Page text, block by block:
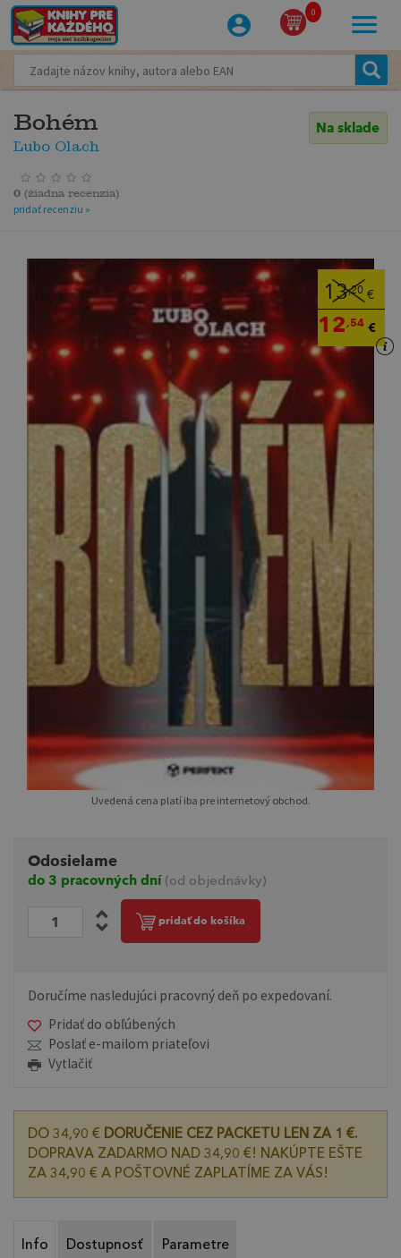
0
Bohém
Ľubo Olach
Na sklade
0 (žiadna recenzia)
pridať recenziu »
13,20 €
12,54 €
Uvedená cena platí iba pre internetový obchod.
Odosielame
do 3 pracovných dní (od objednávky)
pridať do košíka
Doručíme nasledujúci pracovný deň po expedovaní.
Pridať do obľúbených
Poslať e-mailom priateľovi
Vytlačiť
DO 34,90 € DORUČENIE CEZ PACKETU LEN ZA 1 €.
DOPRAVA ZADARMO NAD 34,90 €! NAKÚPTE EŠTE
ZA 34,90 € A POŠTOVNÉ ZAPLATÍME ZA VÁS!
Info Dostupnosť Parametre